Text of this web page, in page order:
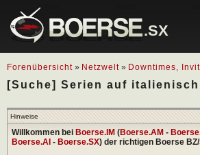
.SX
Forenübersicht » Netzwelt » Downtimes,
[Suche] Serien auf italienisch
Hinweise
Willkommen bei Boerse.IM (Boerse.AM -
Boerse.AI - Boerse.SX) der richtigen Boerse